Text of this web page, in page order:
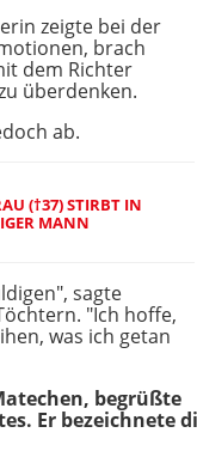
zeigte bei der
brach
dem Richter
überdenken.
ab.
(†37) STIRBT IN
MANN
sagte
"Ich hoffe,
was ich getan
begrüßte
Er